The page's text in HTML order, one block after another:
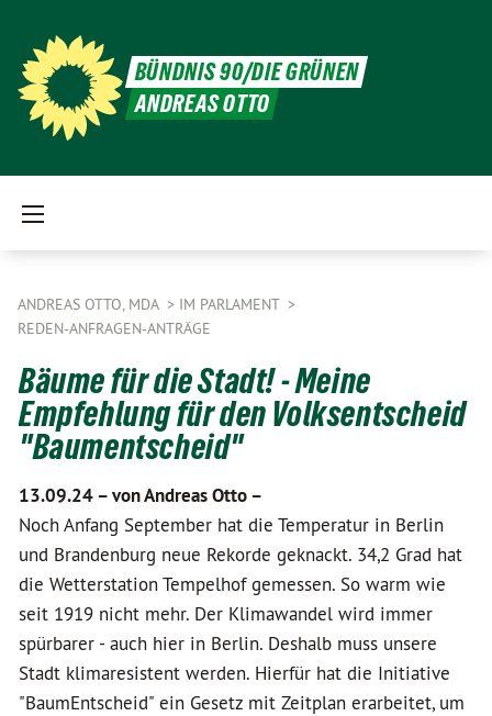
BÜNDNIS 90/DIE GRÜNEN
ANDREAS OTTO
ANDREAS OTTO, MDA
IM PARLAMENT
REDEN-ANFRAGEN-ANTRÄGE
Bäume für die Stadt! - Meine
Empfehlung für den Volksentscheid
"Baumentscheid"
13.09.24 –von Andreas Otto –
Noch Anfang September hat die Temperatur in Berlin
und Brandenburg neue Rekorde geknackt. 34,2 Grad hat
die Wetterstation Tempelhof gemessen. So warm wie
seit 1919 nicht mehr. Der Klimawandel wird immer
spürbarer - auch hier in Berlin. Deshalb muss unsere
Stadt klimaresistent werden. Hierfür hat die Initiative
"BaumEntscheid" ein Gesetz mit Zeitplan erarbeitet, um